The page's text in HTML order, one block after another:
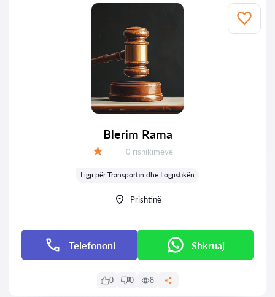
Blerim Rama
Rishikime:
0 rishikimeve
Ligji për Transportin dhe Logjistikën
Prishtinë
Telefononi Shkruaj
0 0 8